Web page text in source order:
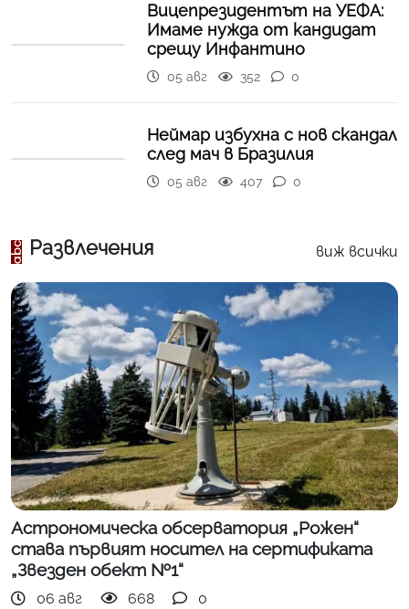
Вицепрезидентът на УЕФА:
Имаме нужда от кандидат
срещу Инфантино
05 авг 352 0
Неймар избухна с нов скандал
след мач в Бразилия
05 авг 407 0
Развлечения виж всички
Астрономическа обсерватория „Рожен“
става първият носител на сертификата
„Звезден обект №1“
06 авг 668 0